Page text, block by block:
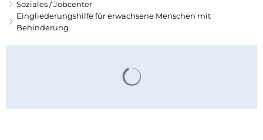
Soziales / Jobcenter
Eingliederungshilfe für erwachsene Menschen mit
Behinderung